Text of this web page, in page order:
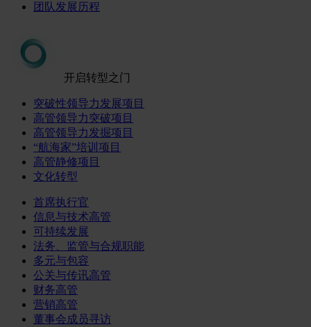
团队发展历程
开启转型之门
突破性领导力发展项目
高管领导力突破项目
高管领导力发掘项目
“航海家”培训项目
高管静修项目
文化转型
首席执行官
信息与技术高管
可持续发展
法务、监管与合规职能
多元与包容
公关与传讯高管
财务高管
营销高管
董事会成员寻访